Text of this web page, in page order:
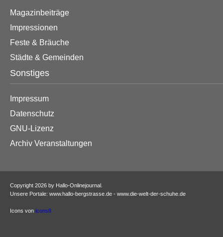
Magazinbeiträge
Impressionen
Feste & Bräuche
Städte & Gemeinden
Sonstiges
Impressum
Datenschutz
GNU-Lizenz
Archiv Veranstaltungen
Copyright 2026 by Hallo-Onlinejournal.
Unsere Portale: www.hallo-bergstrasse.de - www.die-welt-der-schuhe.de
Icons von icons8